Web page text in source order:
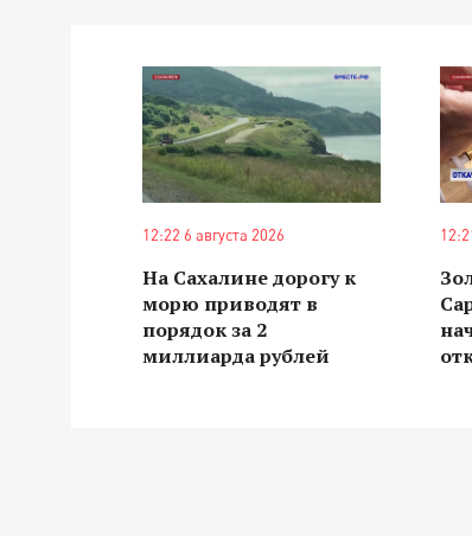
12:22 6 августа 2026
На Сахалине дорогу к
морю приводят в
порядок за 2
миллиарда рублей